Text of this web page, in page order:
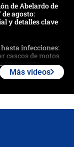
de Abelardo de
de agosto:
y detalles clave
infecciones:
cascos de motos
transporte
Más videos